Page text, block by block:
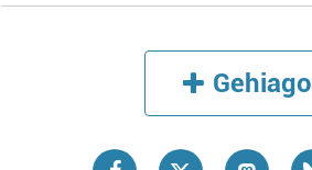
Gehiago